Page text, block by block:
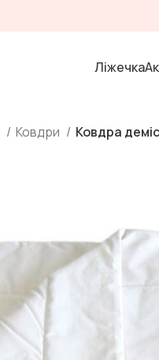
Ліжечка
Ковдри Ковдра